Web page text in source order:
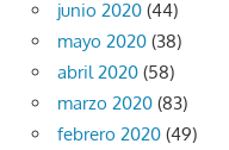
junio 2020 (44)
mayo 2020 (38)
abril 2020 (58)
marzo 2020 (83)
febrero 2020 (49)